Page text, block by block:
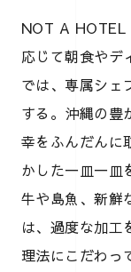
NOT A HOTEL
応じて朝食やデ
では、専属シェ
する。沖縄の豊
幸をふんだんに
かした一皿一皿
牛や島魚、新鮮
は、過度な加工
理法にこだわっ